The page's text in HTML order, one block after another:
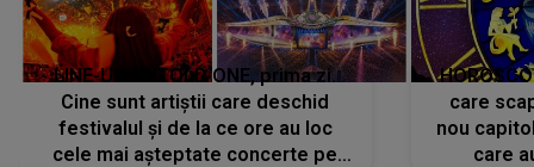
LINE-UP UNTOLD ONE, prima zi.
Cine sunt artiștii care deschid
festivalul și de la ce ore au loc
cele mai așteptate concerte pe
care
nou
care